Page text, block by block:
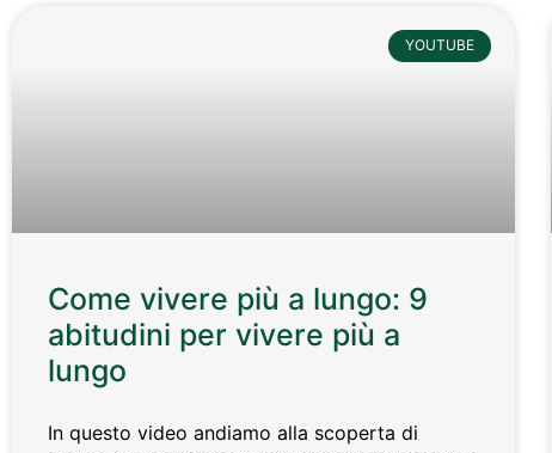
YOUTUBE
Come vivere più a lungo: 9
abitudini per vivere più a
lungo
In questo video andiamo alla scoperta di